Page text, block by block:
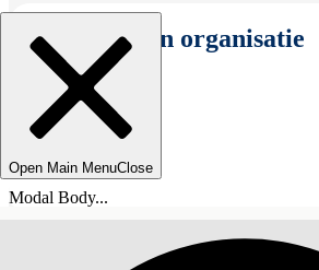
Selecteer een organisatie
Open Main MenuClose
Modal Body...